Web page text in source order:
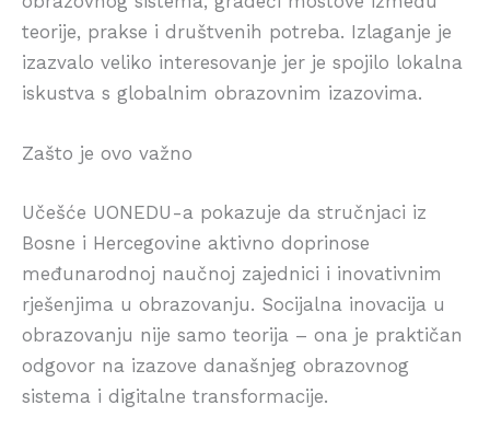
teorije, prakse i društvenih potreba. Izlaganje je
izazvalo veliko interesovanje jer je spojilo lokalna
iskustva s globalnim obrazovnim izazovima.
Zašto je ovo važno
Učešće UONEDU-a pokazuje da stručnjaci iz
Bosne i Hercegovine aktivno doprinose
međunarodnoj naučnoj zajednici i inovativnim
rješenjima u obrazovanju. Socijalna inovacija u
obrazovanju nije samo teorija – ona je praktičan
odgovor na izazove današnjeg obrazovnog
sistema i digitalne transformacije.